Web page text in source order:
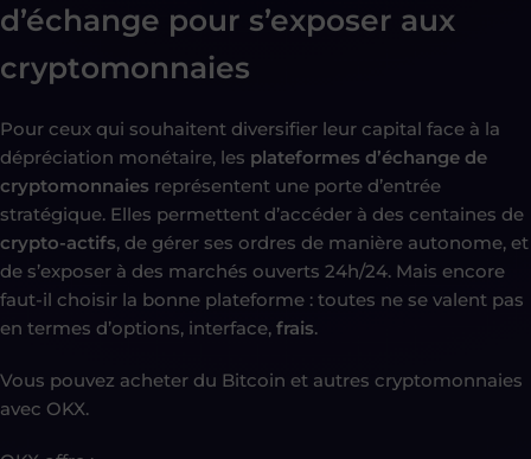
d’échange pour s’exposer aux
cryptomonnaies
Pour ceux qui souhaitent diversifier leur capital face à la
dépréciation monétaire, les plateformes d’échange de
cryptomonnaies représentent une porte d’entrée
stratégique. Elles permettent d’accéder à des centaines de
crypto-actifs, de gérer ses ordres de manière autonome, et
de s’exposer à des marchés ouverts 24h/24. Mais encore
faut-il choisir la bonne plateforme : toutes ne se valent pas
en termes d’options, interface, frais.
Vous pouvez acheter du Bitcoin et autres cryptomonnaies
avec OKX.